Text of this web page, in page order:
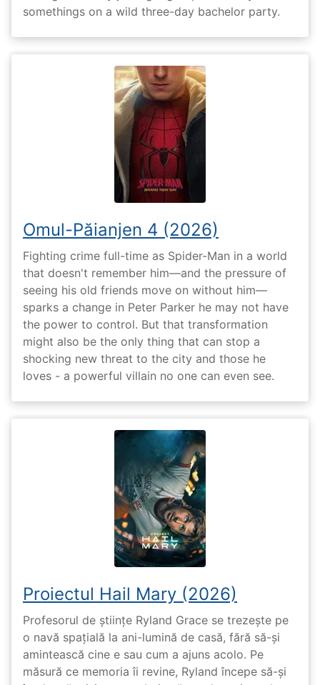
somethings on a wild three-day bachelor party.
Omul-Păianjen 4 (2026)
Fighting crime full-time as Spider-Man in a world
that doesn't remember him—and the pressure of
seeing his old friends move on without him—
sparks a change in Peter Parker he may not have
the power to control. But that transformation
might also be the only thing that can stop a
shocking new threat to the city and those he
loves - a powerful villain no one can even see.
Proiectul Hail Mary (2026)
Profesorul de științe Ryland Grace se trezește pe
o navă spațială la ani-lumină de casă, fără să-și
amintească cine e sau cum a ajuns acolo. Pe
măsură ce memoria îi revine, Ryland începe să-și